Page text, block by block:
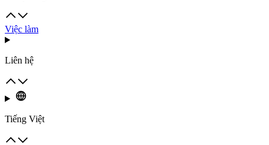
Việc làm
Liên hệ
Tiếng Việt